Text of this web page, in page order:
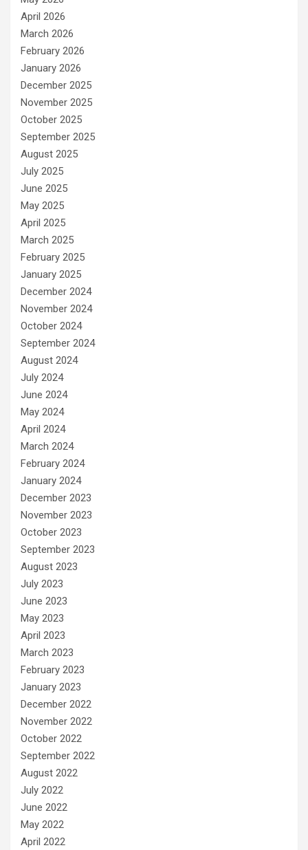
April 2026
March 2026
February 2026
January 2026
December 2025
November 2025
October 2025
September 2025
August 2025
July 2025
June 2025
May 2025
April 2025
March 2025
February 2025
January 2025
December 2024
November 2024
October 2024
September 2024
August 2024
July 2024
June 2024
May 2024
April 2024
March 2024
February 2024
January 2024
December 2023
November 2023
October 2023
September 2023
August 2023
July 2023
June 2023
May 2023
April 2023
March 2023
February 2023
January 2023
December 2022
November 2022
October 2022
September 2022
August 2022
July 2022
June 2022
May 2022
April 2022